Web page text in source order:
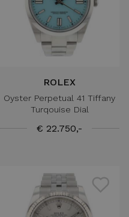
ROLEX
Oyster Perpetual 41 Tiffany
Turqouise Dial
€ 22.750,-